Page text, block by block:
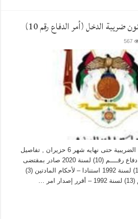
الدخل (أمر الدفاع رقم 10)
567
تمديد مده تقديم الاقرارات الضريبية حتى نهايه شهر 6 حزيران , تفاصيل
امر الدفاع كما يلي : – أمر دفاع رقــــم (10) لسنة 2020 صادر بمقتضى
أحكام قانون الدفاع رقم (13) لسنة 1992 استنادا – لأحكام المادتين (3)